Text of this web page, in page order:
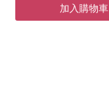
加入購物車